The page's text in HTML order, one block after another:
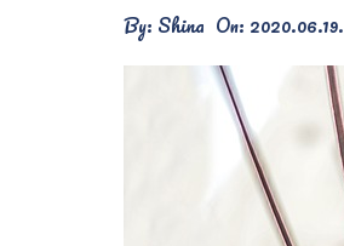
By: Shina On: 2020.06.19.